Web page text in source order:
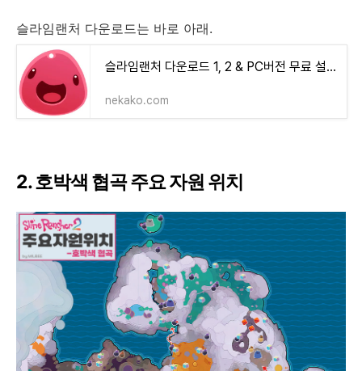
슬라임랜처 다운로드는 바로 아래.
슬라임랜처 다운로드 1, 2 & PC버전 무료 설치 및 자주묻는질문 5가지 - 프로그램 다운로드 | 소프
nekako.com
2. 호박색 협곡 주요 자원 위치